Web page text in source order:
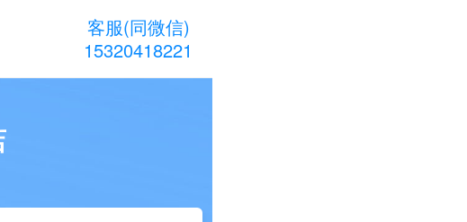
客服(同微信)
15320418221